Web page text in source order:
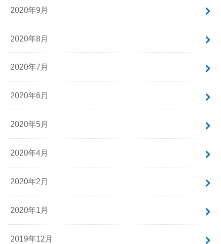
2020年9月
2020年8月
2020年7月
2020年6月
2020年5月
2020年4月
2020年2月
2020年1月
2019年12月